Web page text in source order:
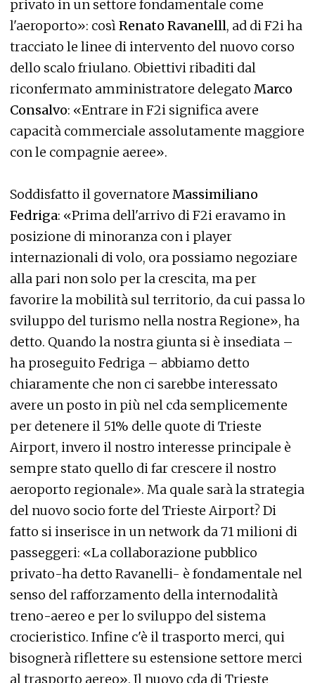
privato in un settore fondamentale come
l'aeroporto»: così Renato Ravanelll, ad di F2i ha
tracciato le linee di intervento del nuovo corso
dello scalo friulano. Obiettivi ribaditi dal
riconfermato amministratore delegato Marco
Consalvo: «Entrare in F2i significa avere
capacità commerciale assolutamente maggiore
con le compagnie aeree».
Soddisfatto il governatore Massimiliano
Fedriga: «Prima dell'arrivo di F2i eravamo in
posizione di minoranza con i player
internazionali di volo, ora possiamo negoziare
alla pari non solo per la crescita, ma per
favorire la mobilità sul territorio, da cui passa lo
sviluppo del turismo nella nostra Regione», ha
detto. Quando la nostra giunta si è insediata –
ha proseguito Fedriga – abbiamo detto
chiaramente che non ci sarebbe interessato
avere un posto in più nel cda semplicemente
per detenere il 51% delle quote di Trieste
Airport, invero il nostro interesse principale è
sempre stato quello di far crescere il nostro
aeroporto regionale». Ma quale sarà la strategia
del nuovo socio forte del Trieste Airport? Di
fatto si inserisce in un network da 71 milioni di
passeggeri: «La collaborazione pubblico
privato-ha detto Ravanelli- è fondamentale nel
senso del rafforzamento della internodalità
treno-aereo e per lo sviluppo del sistema
crocieristico. Infine c'è il trasporto merci, qui
bisognerà riflettere su estensione settore merci
al trasporto aereo». Il nuovo cda di Trieste